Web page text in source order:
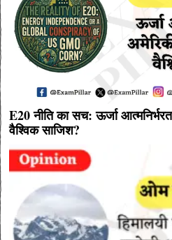
E20 नीति का सच: ऊर्जा
वैश्विक साजिश?